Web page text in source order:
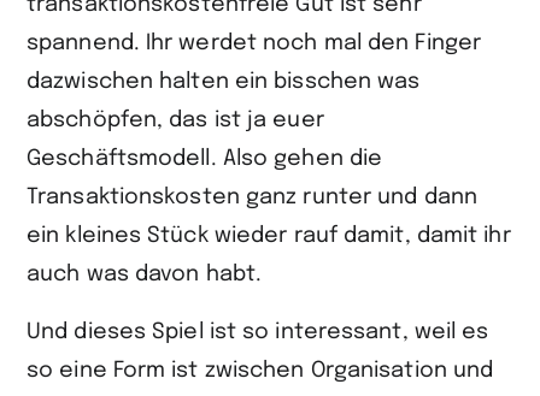
transaktionskostenfreie Gut ist sehr
spannend. Ihr werdet noch mal den Finger
dazwischen halten ein bisschen was
abschöpfen, das ist ja euer
Geschäftsmodell. Also gehen die
Transaktionskosten ganz runter und dann
ein kleines Stück wieder rauf damit, damit ihr
auch was davon habt.
Und dieses Spiel ist so interessant, weil es
so eine Form ist zwischen Organisation und